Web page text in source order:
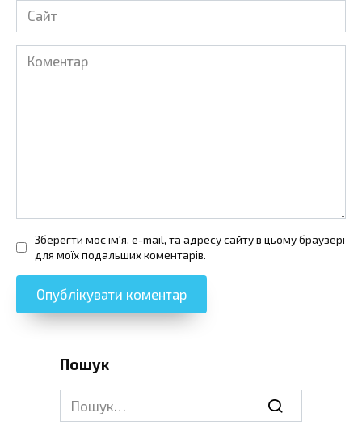
Сайт
Коментар
Зберегти моє ім'я, e-mail, та адресу сайту в цьому браузері
для моїх подальших коментарів.
Пошук
Search
for: